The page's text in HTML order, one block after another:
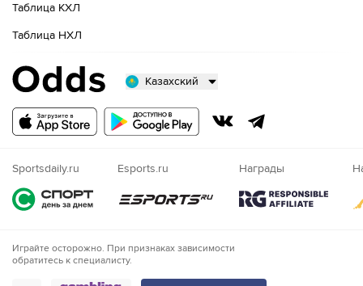
Таблица КХЛ
Таблица НХЛ
Казахский
Русский
Nigeria
Sportsdaily.ru Esports.ru Награды
Играйте осторожно. При признаках зависимости
обратитесь к специалисту.